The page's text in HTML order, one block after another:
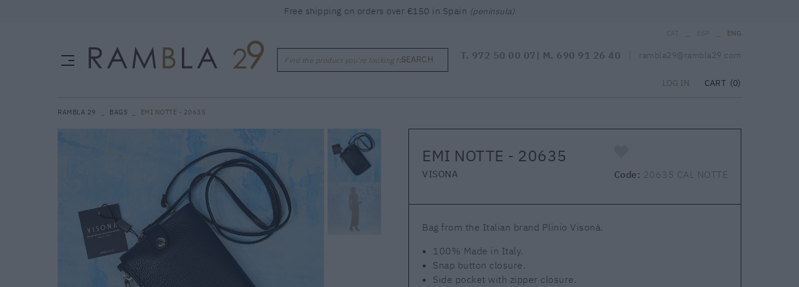
Free shipping on orders over €150 in Spain (peninsula)
Find the product you're looking for ...SEARCH
ENG
T. 972 50 00 07 | M. 690 91 26 40 rambla29@rambla29.com
LOG IN CART (0)
RAMBLA 29 BAGS EMI NOTTE - 20635
EMI NOTTE - 20635
VISONA Code: 20635 CAL NOTTE
Bag from the Italian brand Plinio Visonà.
100% Made in Italy.
Snap button closure.
Side pocket with zipper closure.